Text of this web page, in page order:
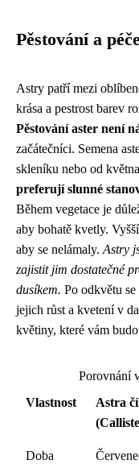
Pěstování a
Astry patří mezi
krása a pestrost barev
Pěstování aster není
začátečníci. Semena
skleníku nebo od
preferují slunné
Během vegetace je
aby bohatě kvetly.
aby se nelámaly. Astry
zajistit jim dostatečné
dusíkem. Po odkvětu
jejich růst a kvetení v
květiny, které vám
Porovnání
Vlastnost
Astra
Doba